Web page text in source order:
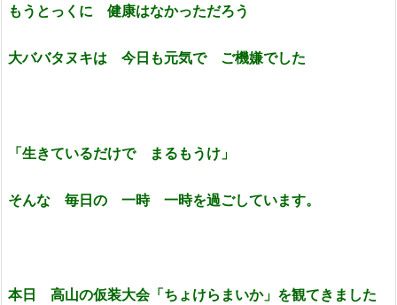
もうとっくに 健康はなかっただろう
大ババタヌキは 今日も元気で ご機嫌でした
「生きているだけで まるもうけ」
そんな 毎日の 一時 一時を過ごしています。
本日 高山の仮装大会「ちょけらまいか」を観てきました